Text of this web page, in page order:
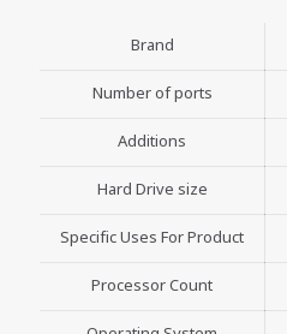
Brand
Number of ports
Additions
Hard Drive size
Specific Uses For Product
Processor Count